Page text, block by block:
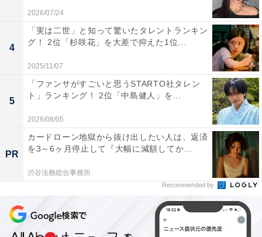
2026/07/24
4
「実は二世」と知って驚いたタレントランキン
グ！ 2位「杉咲花」を大差で抑えた1位...
2025/11/07
5
「ファンサがすごいと思うSTARTO社タレン
ト」ランキング！ 2位「中島健人」を...
2026/08/05
PR
カードローン地獄から抜け出したい人は、返済
を3～6ヶ月停止して『大幅に減額してか...
渋谷法務総合事務所
Recommended by